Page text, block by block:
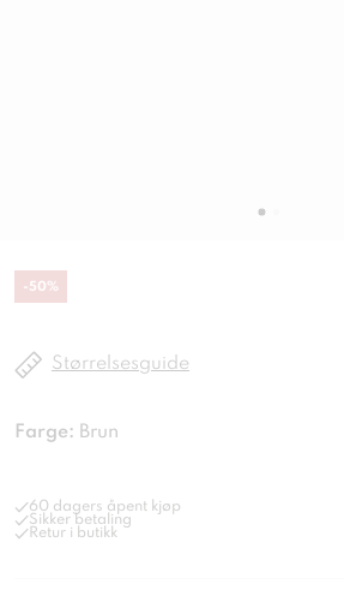
-50%
Størrelsesguide
Farge: Brun
60 dagers åpent kjøp
Sikker betaling
Retur i butikk